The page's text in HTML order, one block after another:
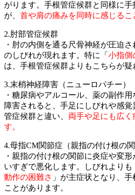
がります。手根管症候群と同様に
が、 首や肩の痛みを同時に感じるこ
2.肘部管症候群
・肘の内側を通る尺骨神経が圧迫
のしびれが現れます。特に「 小指側
は、手根管症候群よりもこちらが疑
3.末梢神経障害（ニューロパチー）
・糖尿病やアルコール、薬の副作
障害されると、手足にしびれや感
管症候群と違い、 両手や足にも広
す。
4.母指CM関節症（親指の付け根の関
・親指の付け根の関節に炎症や変
いすぎで悪化します。しびれよりも
動作の困難さ 」が主症状となり、
ことがあります。